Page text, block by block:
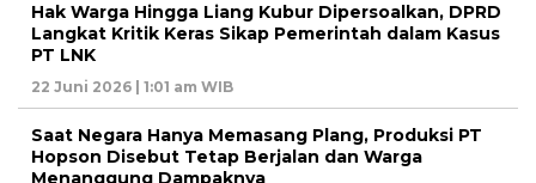
Hak Warga Hingga Liang Kubur Dipersoalkan, DPRD
Langkat Kritik Keras Sikap Pemerintah dalam Kasus
PT LNK
22 Juni 2026 | 1:01 am WIB
Saat Negara Hanya Memasang Plang, Produksi PT
Hopson Disebut Tetap Berjalan dan Warga
Menanggung Dampaknya